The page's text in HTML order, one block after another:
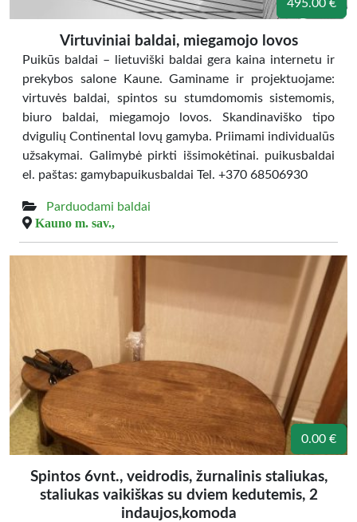
495.00 €
Virtuviniai baldai, miegamojo lovos
Puikūs baldai – lietuviški baldai gera kaina internetu ir
prekybos salone Kaune. Gaminame ir projektuojame:
virtuvės baldai, spintos su stumdomomis sistemomis,
biuro baldai, miegamojo lovos. Skandinaviško tipo
dvigulių Continental lovų gamyba. Priimami individualūs
užsakymai. Galimybė pirkti išsimokėtinai. puikusbaldai
el. paštas: gamybapuikusbaldai Tel. +370 68506930
Parduodami baldai
Kauno m. sav.,
0.00 €
Spintos 6vnt., veidrodis, žurnalinis staliukas,
staliukas vaikiškas su dviem kedutemis, 2
indaujos,komoda